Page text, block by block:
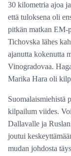
30 kilometria ajoa
että tuloksena oli
pitkän matkan EM-
Tichovska lähes
ajanutta kokenutta
Vinogradovaa.
Marika Hara oli
Suomalaismiehistä
kilpailum viides.
Dallavalle ja
joutui
mudan johdosta